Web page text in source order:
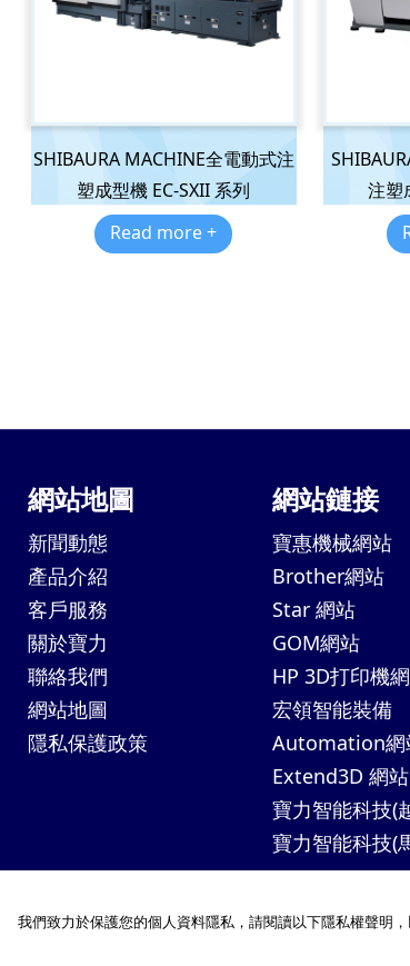
SHIBAURA MACHINE全電動式注
塑成型機 EC-SXII 系列
Read more +
注塑
網站地圖
新聞動態
產品介紹
客戶服務
關於寶力
聯絡我們
網站地圖
隱私保護政策
網站鏈接
寶惠機械網站
Brother網站
Star 網站
GOM網站
HP 3D打印機
宏領智能裝備
Automation網
Extend3D 網站
寶力智能科技(
寶力智能科技(
我們致力於保護您的個人資料隱私，請閱讀以下隱私權聲明